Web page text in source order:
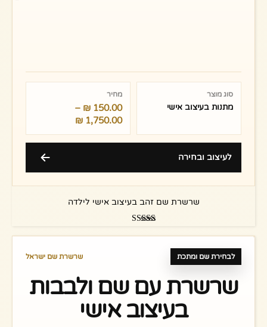
סוג מוצר
מתנות בעיצוב אישי
מחיר
150.00
₪
–
1,750.00
₪
לעיצוב ובחירה
שרשרת שם זהב בעיצוב אישי לילדה
5.00
לבחירת שם ומתכת שרשרת שם ישראל
שרשרת עם שם ולבבות
בעיצוב אישי